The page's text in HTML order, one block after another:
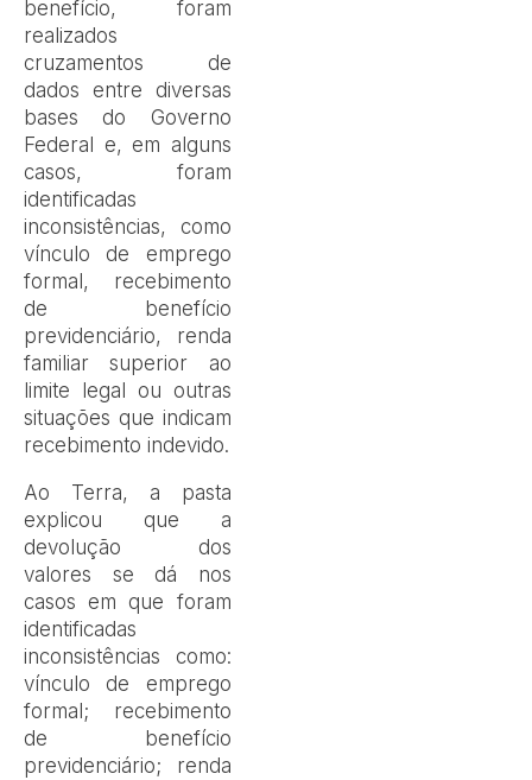
benefício, foram
realizados
cruzamentos de
dados entre diversas
bases do Governo
Federal e, em alguns
casos, foram
identificadas
inconsistências, como
vínculo de emprego
formal, recebimento
de benefício
previdenciário, renda
familiar superior ao
limite legal ou outras
situações que indicam
recebimento indevido.
Ao Terra, a pasta
explicou que a
devolução dos
valores se dá nos
casos em que foram
identificadas
inconsistências como:
vínculo de emprego
formal; recebimento
de benefício
previdenciário; renda